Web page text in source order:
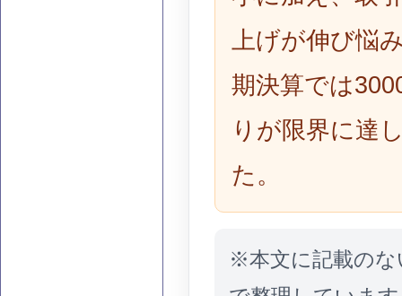
上げが伸び悩
期決算では
りが限界に達
た。
※本文に記載のな